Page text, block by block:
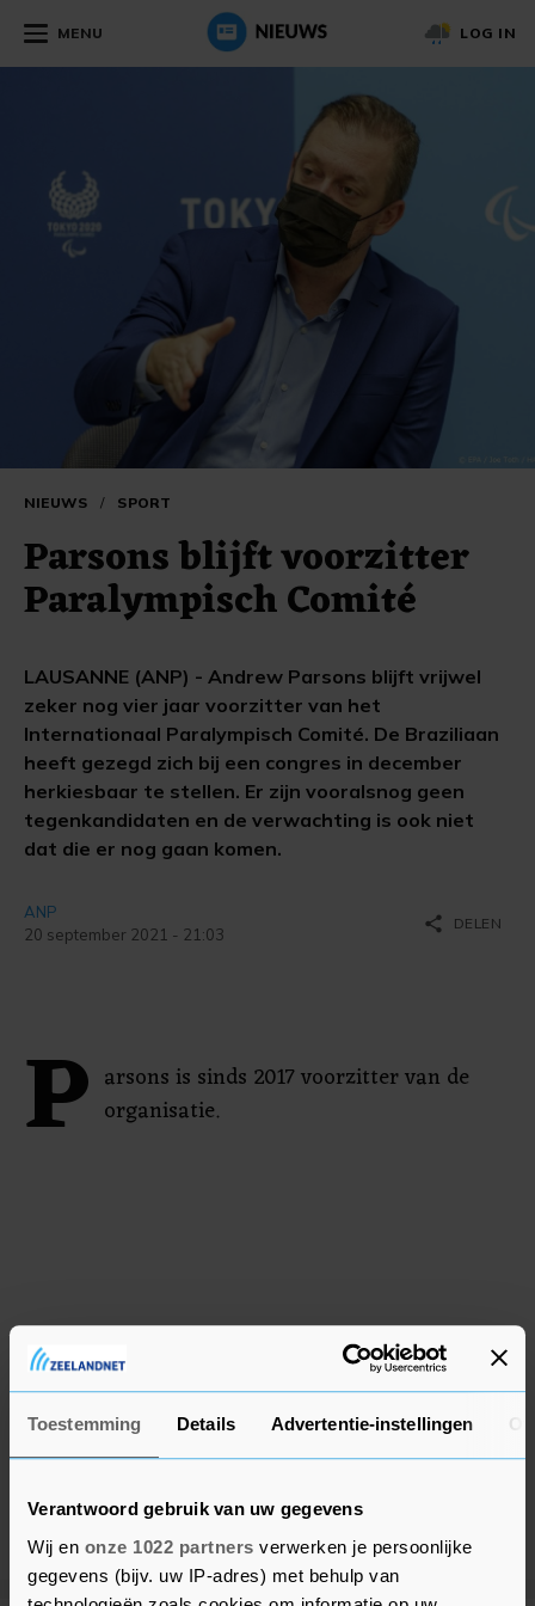
Toestemming Details Advertentie-instellingen
Verantwoord gebruik van uw gegevens
Wij en onze 1022 partners verwerken je persoonlijke
gegevens (bijv. uw IP-adres) met behulp van
MENU LOG IN
NIEUWS / SPORT
Parsons blijft voorzitter
Paralympisch Comité
LAUSANNE (ANP) - Andrew Parsons blijft vrijwel
zeker nog vier jaar voorzitter van het
Internationaal Paralympisch Comité. De Braziliaan
heeft gezegd zich bij een congres in december
herkiesbaar te stellen. Er zijn vooralsnog geen
tegenkandidaten en de verwachting is ook niet
dat die er nog gaan komen.
ANP
20 september 2021 - 21:03
share DELEN
P arsons is sinds 2017 voorzitter van de
organisatie.